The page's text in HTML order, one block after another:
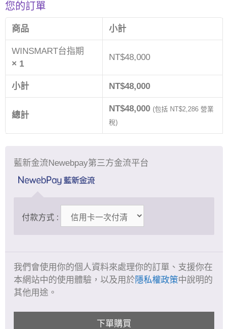
您的訂單
商品 小計
WINSMART台指期
× 1
NT$48,000
小計 NT$48,000
總計
NT$48,000 (包括 NT$2,286 營業
稅)
藍新金流Newebpay第三方金流平台
付款方式 :
我們會使用你的個人資料來處理你的訂單、支援你在
本網站中的使用體驗，以及用於隱私權政策中說明的
其他用途。
下單購買